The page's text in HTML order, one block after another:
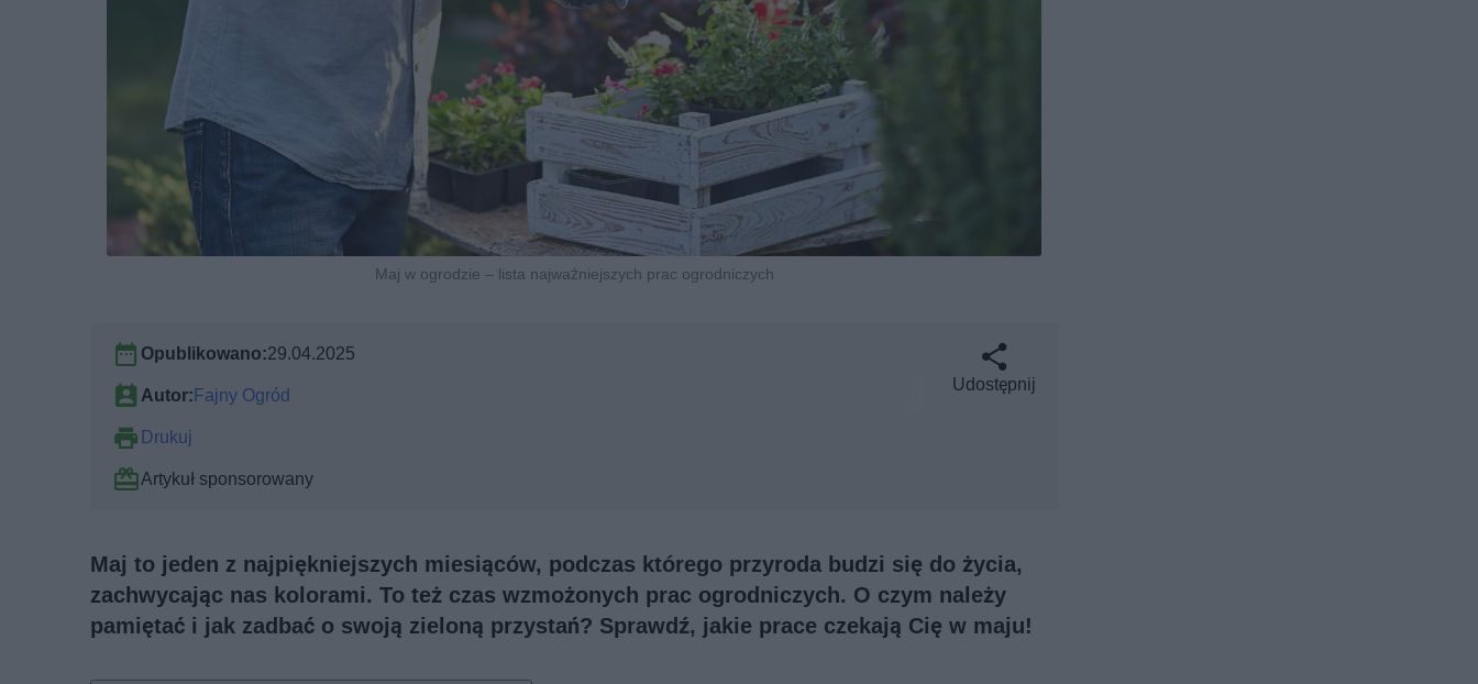
Maj w ogrodzie – lista najważniejszych prac ogrodniczych
Opublikowano:29.04.2025
Autor:Fajny Ogród
Drukuj
Artykuł sponsorowany
Udostępnij
Maj to jeden z najpiękniejszych miesiąców, podczas którego przyroda budzi się do życia,
zachwycając nas kolorami. To też czas wzmożonych prac ogrodniczych. O czym należy
pamiętać i jak zadbać o swoją zieloną przystań? Sprawdź, jakie prace czekają Cię w maju!